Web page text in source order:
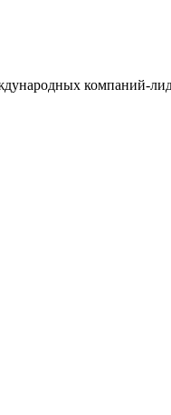
компаний-